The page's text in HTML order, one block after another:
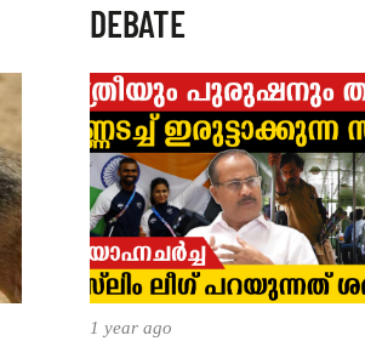
DEBATE
1 year ago